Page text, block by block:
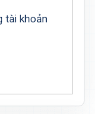
tài khoản